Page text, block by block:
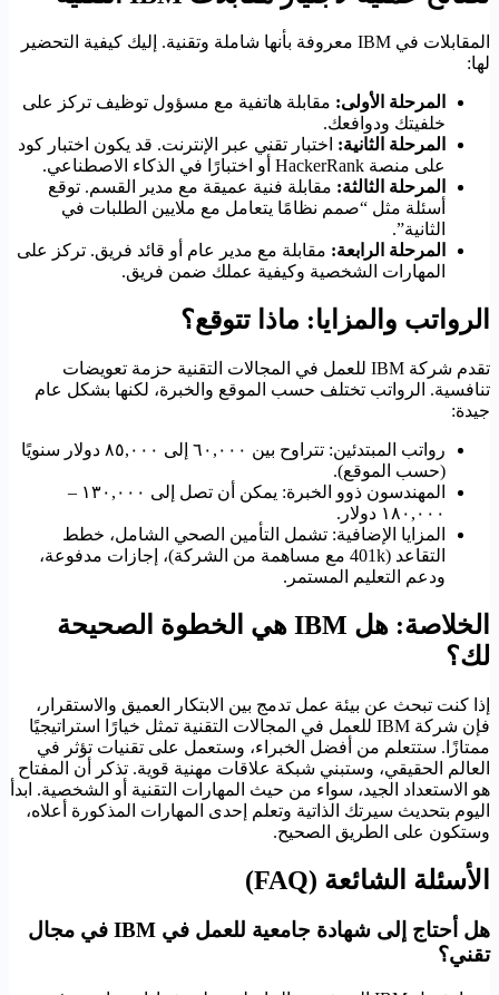
المقابلات في IBM معروفة بأنها شاملة وتقنية. إليك كيفية التحضير
لها:
المرحلة الأولى: مقابلة هاتفية مع مسؤول توظيف تركز على
خلفيتك ودوافعك.
المرحلة الثانية: اختبار تقني عبر الإنترنت. قد يكون اختبار كود
على منصة HackerRank أو اختبارًا في الذكاء الاصطناعي.
المرحلة الثالثة: مقابلة فنية عميقة مع مدير القسم. توقع
أسئلة مثل “صمم نظامًا يتعامل مع ملايين الطلبات في
الثانية”.
المرحلة الرابعة: مقابلة مع مدير عام أو قائد فريق. تركز على
المهارات الشخصية وكيفية عملك ضمن فريق.
الرواتب والمزايا: ماذا تتوقع؟
تقدم شركة IBM للعمل في المجالات التقنية حزمة تعويضات
تنافسية. الرواتب تختلف حسب الموقع والخبرة، لكنها بشكل عام
جيدة:
رواتب المبتدئين: تتراوح بين ٦٠,٠٠٠ إلى ٨٥,٠٠٠ دولار سنويًا
(حسب الموقع).
المهندسون ذوو الخبرة: يمكن أن تصل إلى ١٣٠,٠٠٠ –
١٨٠,٠٠٠ دولار.
المزايا الإضافية: تشمل التأمين الصحي الشامل، خطط
التقاعد (401k مع مساهمة من الشركة)، إجازات مدفوعة،
ودعم التعليم المستمر.
الخلاصة: هل IBM هي الخطوة الصحيحة
لك؟
إذا كنت تبحث عن بيئة عمل تدمج بين الابتكار العميق والاستقرار،
فإن شركة IBM للعمل في المجالات التقنية تمثل خيارًا استراتيجيًا
ممتازًا. ستتعلم من أفضل الخبراء، وستعمل على تقنيات تؤثر في
العالم الحقيقي، وستبني شبكة علاقات مهنية قوية. تذكر أن المفتاح
هو الاستعداد الجيد، سواء من حيث المهارات التقنية أو الشخصية. ابدأ
اليوم بتحديث سيرتك الذاتية وتعلم إحدى المهارات المذكورة أعلاه،
وستكون على الطريق الصحيح.
الأسئلة الشائعة (FAQ)
هل أحتاج إلى شهادة جامعية للعمل في IBM في مجال
تقني؟